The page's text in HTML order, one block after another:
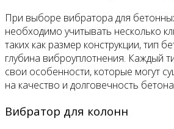
При выборе вибратора для
необходимо учитывать несколько
таких как размер конструкции, тип
глубина виброуплотнения. Каждый
свои особенности, которые могут
на качество и долговечность
Вибратор для колонн